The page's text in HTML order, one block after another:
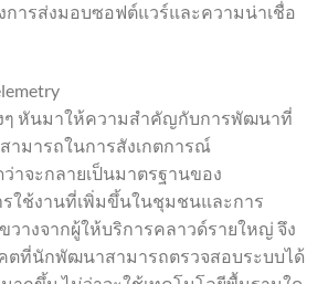
การส่งมอบซอฟต์แวร์และความน่าเชื่อ
หันมาให้ความสำคัญกับการพัฒนาที่
ามารถในการสังเกตการณ์
ว่าจะกลายเป็นมาตรฐานของ
ใช้งานที่เพิ่มขึ้นในชุมชนและการ
วางจากผู้ให้บริการคลาวด์รายใหญ่ จึง
ตที่นักพัฒนาสามารถตรวจสอบระบบได้